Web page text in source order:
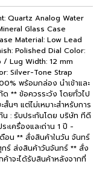
Quartz Analog Water
Glass Case
Material: Low Lead
Polished Dial Color:
/ Lug Width: 12 mm
Silver-Tone Strap
พร้อมกล่อง นำเข้าและ
** ข้อควรระวัง โดยทั่วไป
สั้นๆ แต่ไม่เหมาะสำหรับการ
น : รับประกันโดย บริษัท ทีดี
เครื่องและถ่าน 1 ปี -
อน ** สั่งสินค้าในวัน จันทร์
ร์ ส่งสินค้าวันจันทร์ ** สั่ง
าจะได้รับสินค้าหลังจากที่